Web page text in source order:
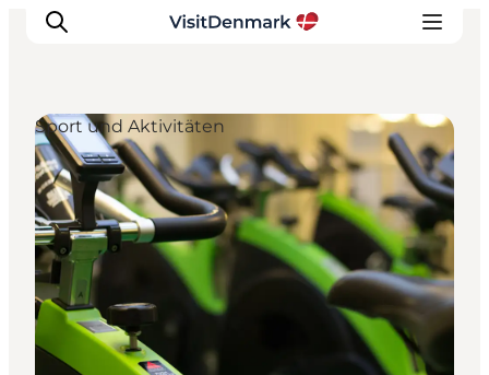
Inspiration
Regionen
Erlebnisse
Unterkünfte
Reiseplanung
Sport und Aktivitäten